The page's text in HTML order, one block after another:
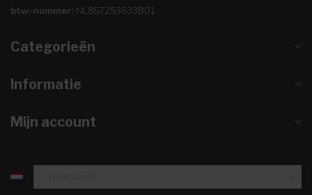
btw-nummer: NL857253633B01
Categorieën
Informatie
Mijn account